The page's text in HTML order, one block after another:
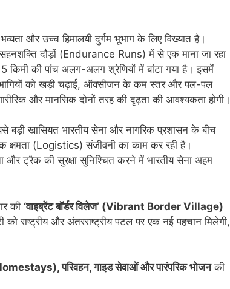
और उच्च हिमालयी दुर्गम भूभाग के लिए विख्यात है।
दौड़ों (Endurance Runs) में से एक माना जा रहा
किमी की पांच अलग-अलग श्रेणियों में बांटा गया है। इसमें
को खड़ी चढ़ाई, ऑक्सीजन के कम स्तर और पल-पल
और मानसिक दोनों तरह की दृढ़ता की आवश्यकता होगी।
खासियत भारतीय सेना और नागरिक प्रशासन के बीच
क्षमता (Logistics) संजीवनी का काम कर रही है।
और ट्रैक की सुरक्षा सुनिश्चित करने में भारतीय सेना अहम
की ‘वाइब्रेंट बॉर्डर विलेज’ (Vibrant Border Village)
राष्ट्रीय और अंतरराष्ट्रीय पटल पर एक नई पहचान मिलेगी,
परिवहन, गाइड सेवाओं और पारंपरिक भोजनकी